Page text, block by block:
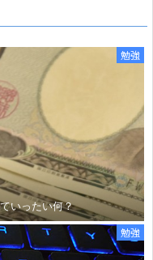
勉強
いったい何？
勉強